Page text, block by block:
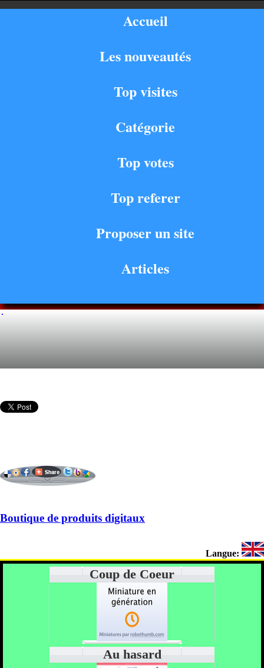
Accueil
Les nouveautés
Top visites
Catégorie
Top votes
Top referer
Proposer un site
Articles
Boutique de produits digitaux
Langue:
Coup de Coeur
Au hasard